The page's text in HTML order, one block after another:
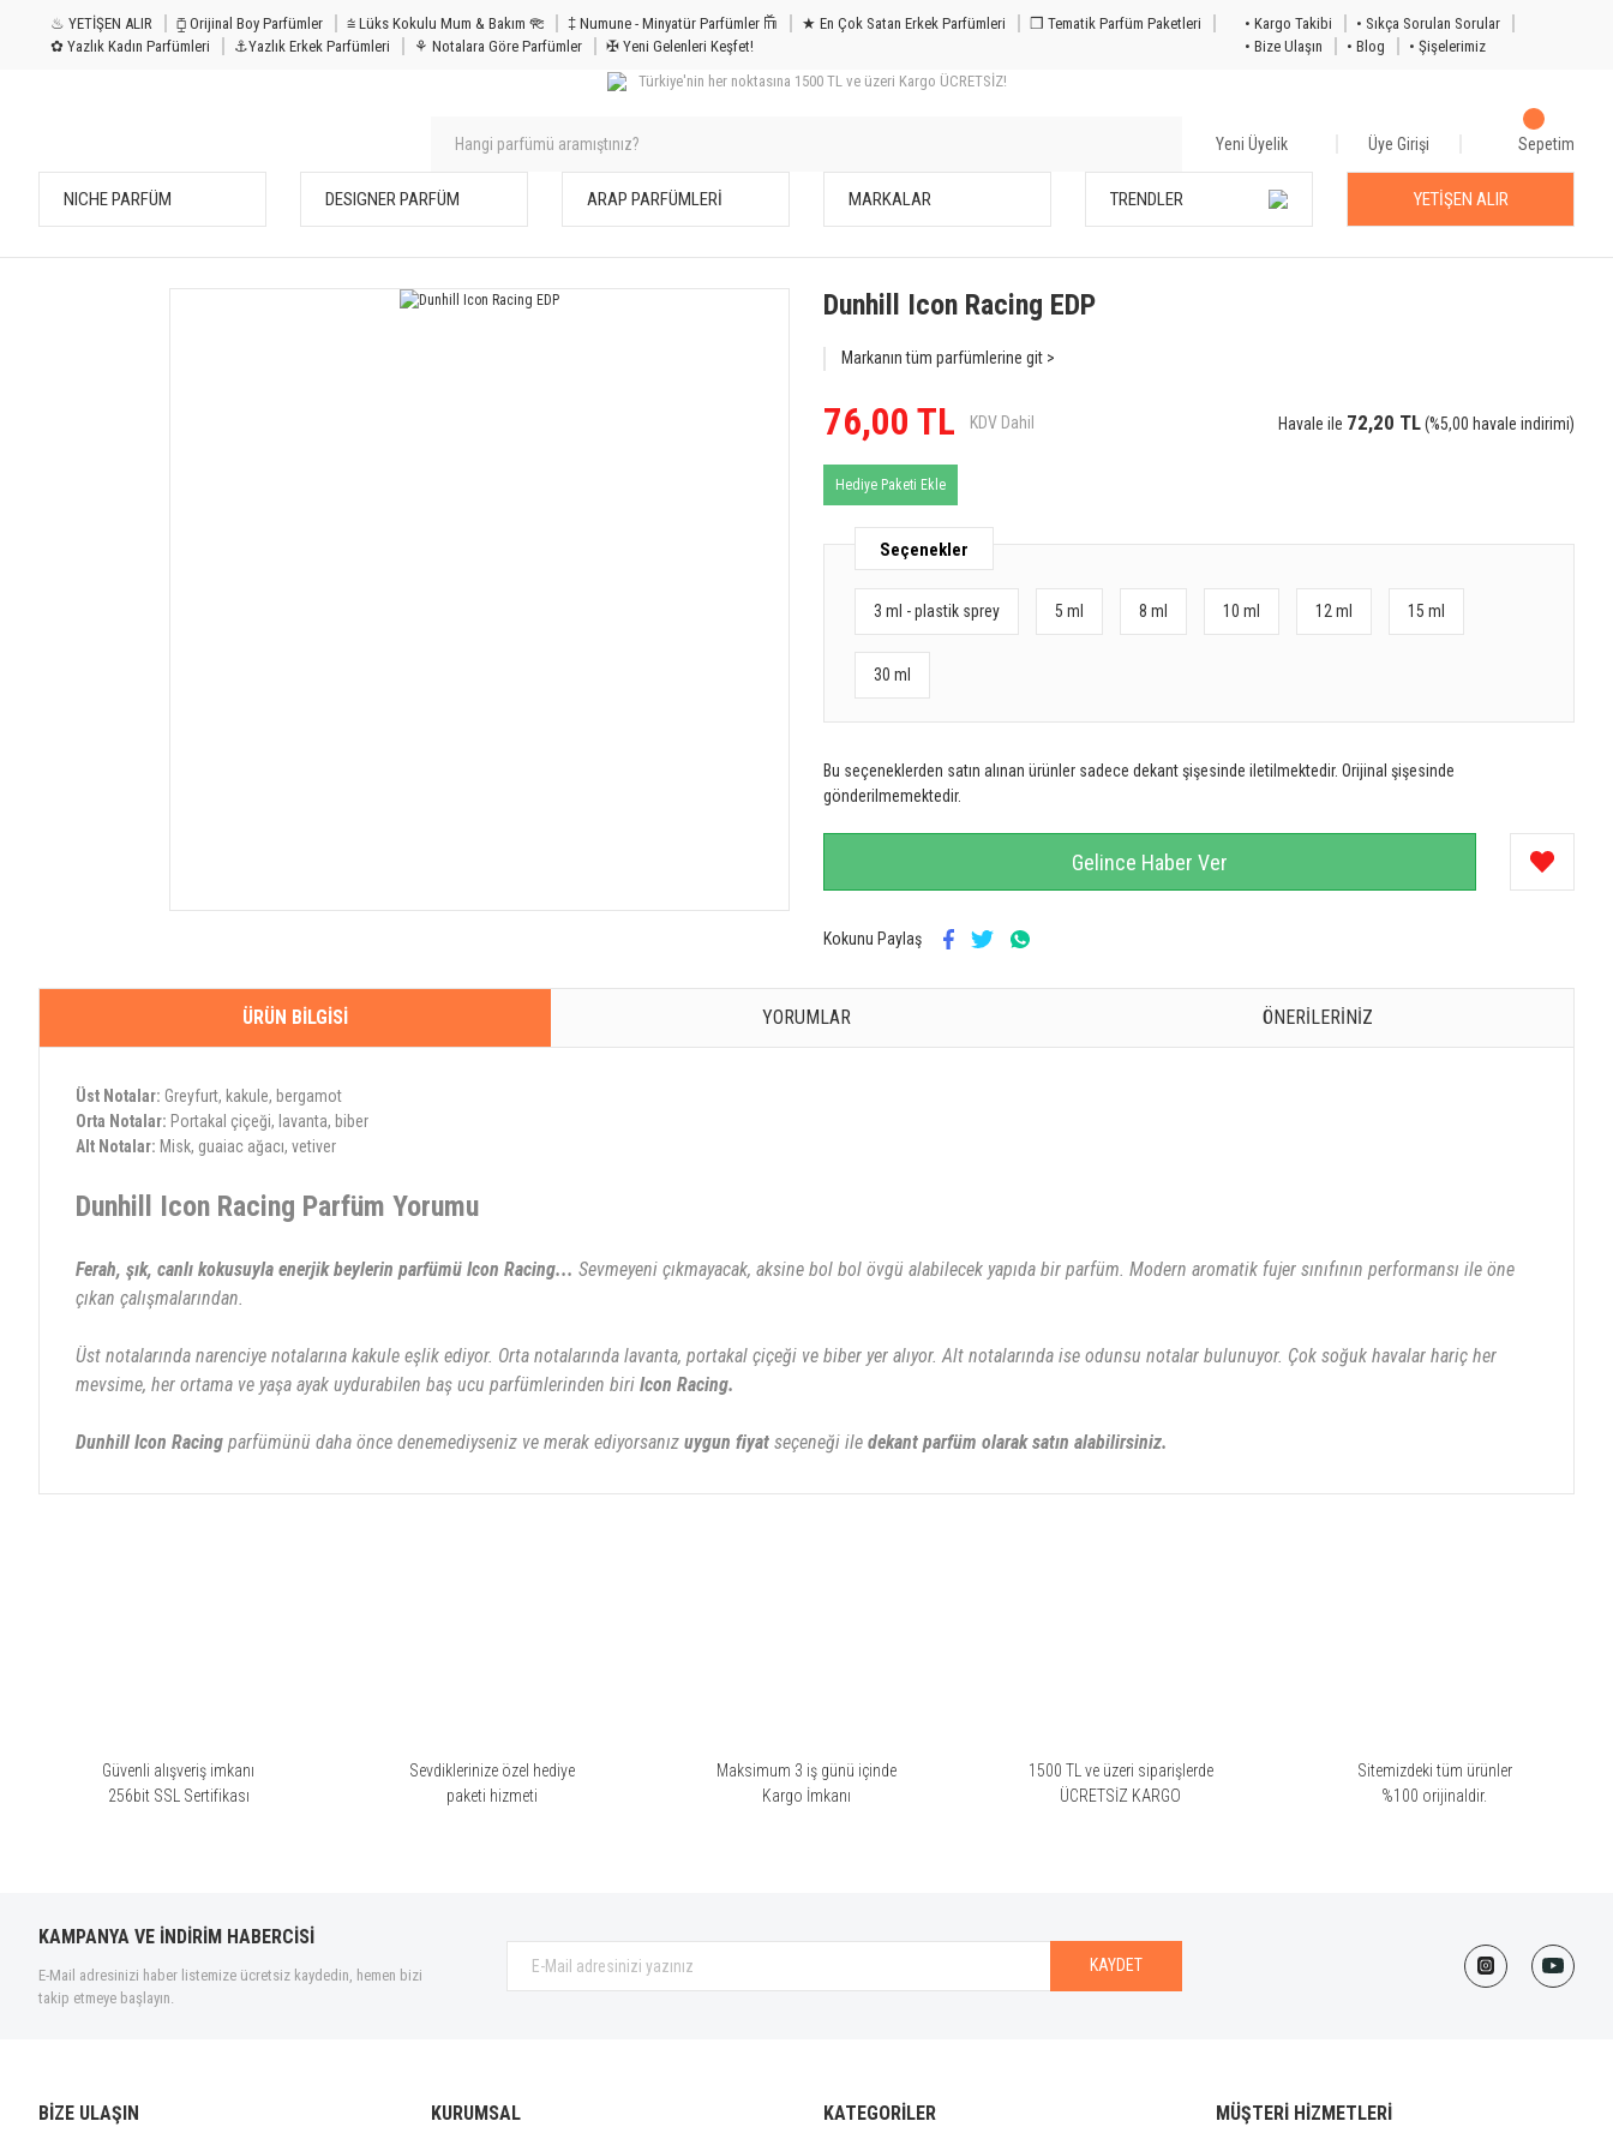
♨ YETİŞEN ALIR ⧮ Orijinal Boy Parfümler ⩭ Lüks Kokulu Mum & Bakım 𐦝 ‡ Numune - Minyatür Parfümler 𐙏 ★ En Çok Satan Erkek Parfümleri
❒ Tematik Parfüm Paketleri
✿ Yazlık Kadın Parfümleri
⚓Yazlık Erkek Parfümleri ⚘ Notalara Göre Parfümler ✠ Yeni Gelenleri Keşfet!
• Kargo Takibi
• Sıkça Sorulan Sorular
• Bize Ulaşın
• Blog
• Şişelerimiz
Türkiye'nin her noktasına 1500 TL ve üzeri Kargo ÜCRETSİZ!
Yeni Üyelik Üye Girişi Sepetim
NICHE PARFÜM DESIGNER PARFÜM ARAP PARFÜMLERİ MARKALAR TRENDLER YETİŞEN ALIR
Dunhill Icon Racing EDP
Markanın tüm parfümlerine git >
76,00 TL KDV Dahil Havale ile 72,20 TL(%5,00 havale indirimi)
Hediye Paketi Ekle
Seçenekler
3 ml - plastik sprey 5 ml 8 ml 10 ml 12 ml 15 ml
30 ml
Bu seçeneklerden satın alınan ürünler sadece dekant şişesinde iletilmektedir. Orijinal şişesinde
gönderilmemektedir.
Gelince Haber Ver
Kokunu Paylaş
ÜRÜN BILGISI YORUMLAR ÖNERILERINIZ
Üst Notalar: Greyfurt, kakule, bergamot
Orta Notalar: Portakal çiçeği, lavanta, biber
Alt Notalar: Misk, guaiac ağacı, vetiver
Dunhill Icon Racing Parfüm Yorumu
Ferah, şık, canlı kokusuyla enerjik beylerin parfümü Icon Racing... Sevmeyeni çıkmayacak, aksine bol bol övgü alabilecek yapıda bir parfüm. Modern aromatik fujer sınıfının performansı ile öne
çıkan çalışmalarından.
Üst notalarında narenciye notalarına kakule eşlik ediyor. Orta notalarında lavanta, portakal çiçeği ve biber yer alıyor. Alt notalarında ise odunsu notalar bulunuyor. Çok soğuk havalar hariç her
mevsime, her ortama ve yaşa ayak uydurabilen baş ucu parfümlerinden biri Icon Racing.
Dunhill Icon Racing parfümünü daha önce denemediyseniz ve merak ediyorsanız uygun fiyat seçeneği ile dekant parfüm olarak satın alabilirsiniz.
Güvenli alışveriş imkanı
256bit SSL Sertifikası
Sevdiklerinize özel hediye
paketi hizmeti
Maksimum 3 iş günü içinde
Kargo İmkanı
1500 TL ve üzeri siparişlerde
ÜCRETSİZ KARGO
Sitemizdeki tüm ürünler
%100 orijinaldir.
KAMPANYA VE İNDİRİM HABERCİSİ
E-Mail adresinizi haber listemize ücretsiz kaydedin, hemen bizi
takip etmeye başlayın.
KAYDET
BİZE ULAŞIN KURUMSAL KATEGORİLER MÜŞTERİ HİZMETLERİ